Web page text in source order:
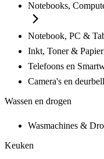
Notebooks,
Notebook, PC &
Inkt, Toner & Papier
Telefoons en
Camera's en
Wassen en drogen
Wasmachines &
Keuken